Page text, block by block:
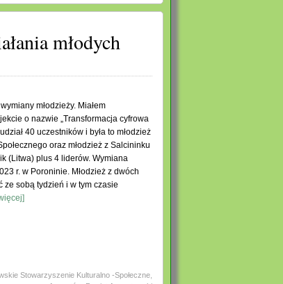
młodych
młodzieży. Miałem
o nazwie „Transformacja cyfrowa
40 uczestników i była to młodzież
oraz młodzież z Salcininku
(Litwa) plus 4 liderów. Wymiana
r. w Poroninie. Młodzież z dwóch
ze sobą tydzień i w tym czasie
Stowarzyszenie Kulturalno -Społeczne